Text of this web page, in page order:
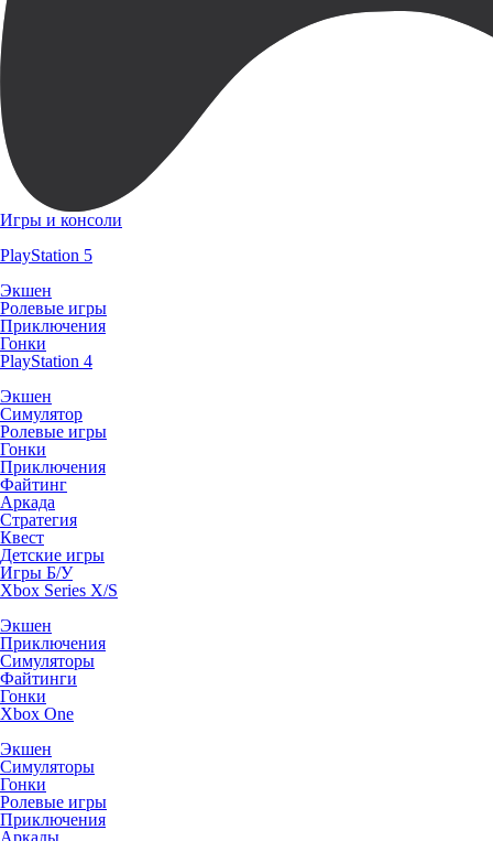
Игры и консоли
PlayStation 5
Экшен
Ролевые игры
Приключения
Гонки
PlayStation 4
Экшен
Симулятор
Ролевые игры
Гонки
Приключения
Файтинг
Аркада
Стратегия
Квест
Детские игры
Игры Б/У
Xbox Series X/S
Экшен
Приключения
Симуляторы
Файтинги
Гонки
Xbox One
Экшен
Симуляторы
Гонки
Ролевые игры
Приключения
Аркады